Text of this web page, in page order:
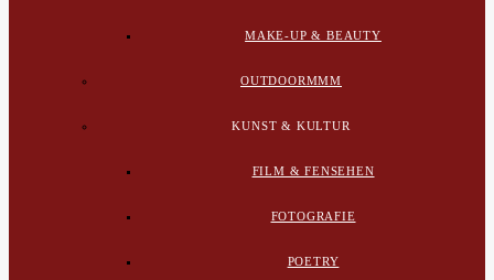
MAKE-UP & BEAUTY
OUTDOORMMM
KUNST & KULTUR
FILM & FENSEHEN
FOTOGRAFIE
POETRY